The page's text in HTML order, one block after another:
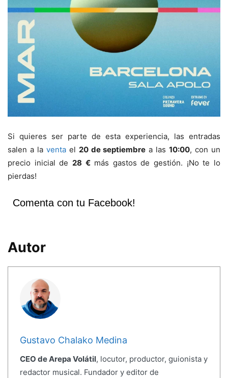
Si quieres ser parte de esta experiencia, las entradas
salen a la ventael 20 de septiembre a las10:00, con un
precio inicial de 28 €más gastos de gestión. ¡No te lo
pierdas!
Comenta con tu Facebook!
Autor
Gustavo Chalako Medina
CEO de Arepa Volátil, locutor, productor, guionista y
redactor musical. Fundador y editor de